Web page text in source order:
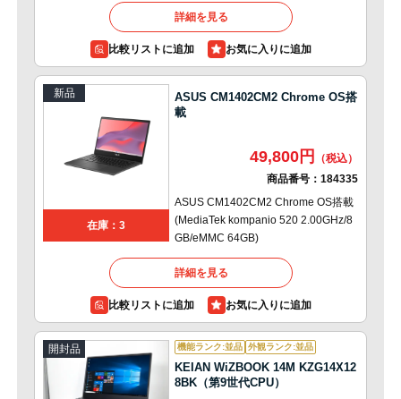
詳細を見る
比較リストに追加
新品
在庫：3
ASUS CM1402CM2 Chrome OS搭
載
49,800円
商品番号： 184335
ASUS CM1402CM2 Chrome OS搭載
(MediaTek kompanio 520 2.00GHz/8
GB/eMMC 64GB)
詳細を見る
比較リストに追加
開封品 機能ランク:並品 外観ランク:並品
KEIAN WiZBOOK 14M KZG14X12
8BK（第9世代CPU）